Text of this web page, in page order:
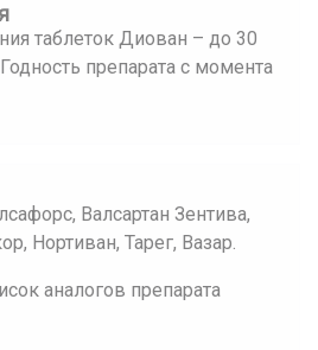
таблеток Диован – до 30
препарата с момента
Валсартан Зентива,
Нортиван, Тарег, Вазар.
аналогов препарата